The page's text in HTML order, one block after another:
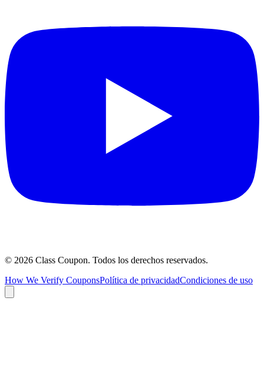
© 2026 Class Coupon. Todos los derechos reservados.
How We Verify CouponsPolítica de privacidadCondiciones de uso